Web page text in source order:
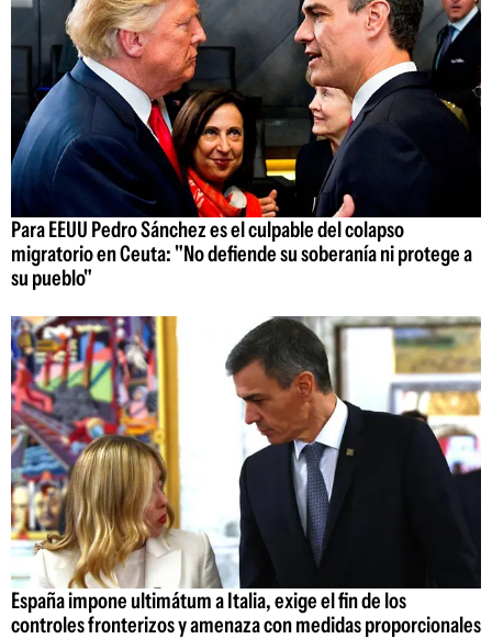
Para EEUU Pedro Sánchez es el culpable del colapso
migratorio en Ceuta: "No defiende su soberanía ni protege a
su pueblo"
España impone ultimátum a Italia, exige el fin de los
controles fronterizos y amenaza con medidas proporcionales